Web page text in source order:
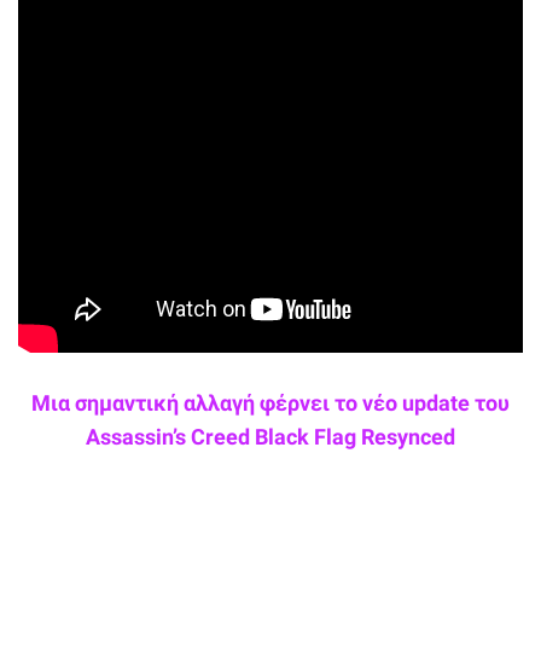
Μια σημαντική αλλαγή φέρνει το νέο update του
Assassin’s Creed Black Flag Resynced